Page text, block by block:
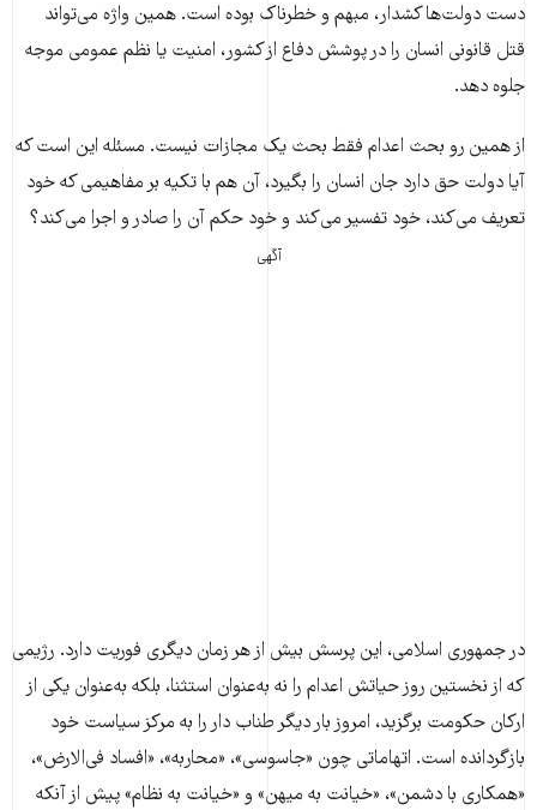
دست دولت‌ها کشدار، مبهم و خطرناک بوده است. همین واژه می‌تواند
قتل قانونی انسان را در پوشش دفاع از کشور، امنیت یا نظم عمومی موجه
جلوه دهد.
از همین رو بحث اعدام فقط بحث یک مجازات نیست. مسئله این است که
آیا دولت حق دارد جان انسان را بگیرد، آن هم با تکیه بر مفاهیمی که خود
تعریف می‌کند، خود تفسیر می‌کند و خود حکم آن را صادر و اجرا می‌کند؟
آگهی
در جمهوری اسلامی، این پرسش بیش از هر زمان دیگری فوریت دارد. رژیمی
که از نخستین روز حیاتش اعدام را نه به‌عنوان استثنا، بلکه به‌عنوان یکی از
ارکان حکومت برگزید، امروز بار دیگر طناب دار را به مرکز سیاست خود
بازگردانده است. اتهاماتی چون «جاسوسی»، «محاربه»، «افساد فی‌الارض»،
«همکاری با دشمن»، «خیانت به میهن» و «خیانت به نظام» پیش از آنکه